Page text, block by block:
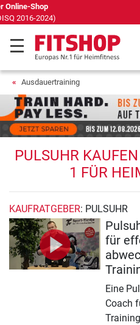
69 Fachmärkte vor Ort mit
Ausdauertraining
PULSUHR
1 FÜR
KAUFRATGEBER: PULSUHR
für
Eine
Coach